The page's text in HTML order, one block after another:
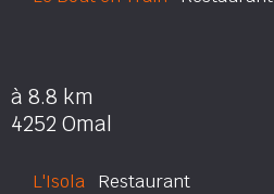
à 8.8 km
4252 Omal
L'Isola Restaurant